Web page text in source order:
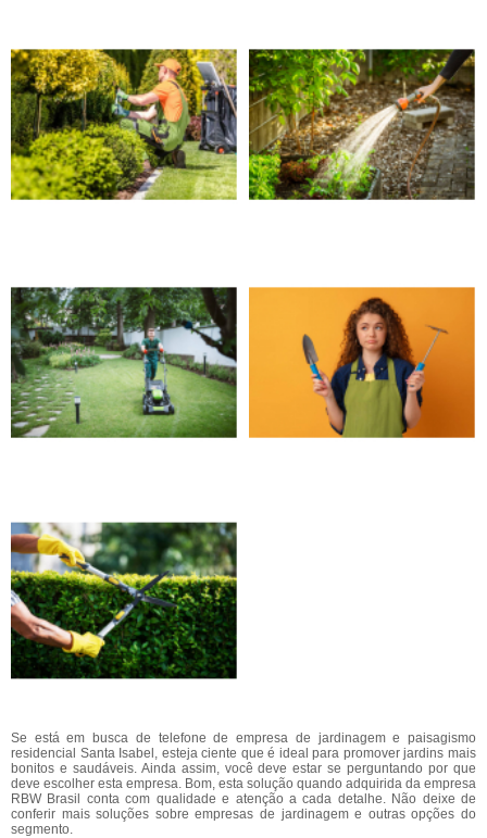
Se está em busca de telefone de empresa de jardinagem e paisagismo
residencial Santa Isabel, esteja ciente que é ideal para promover jardins mais
bonitos e saudáveis. Ainda assim, você deve estar se perguntando por que
deve escolher esta empresa. Bom, esta solução quando adquirida da empresa
RBW Brasil conta com qualidade e atenção a cada detalhe. Não deixe de
conferir mais soluções sobre empresas de jardinagem e outras opções do
segmento.